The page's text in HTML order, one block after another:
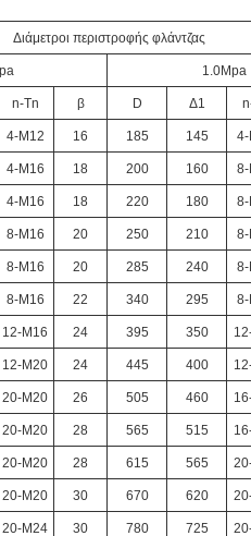
Διάμετροι περιστροφής φλάντζας
1.0Mpa
n-Tn β D Δ1
4-M12 16 185 145 4-
4-M16 18 200 160 8-
4-M16 18 220 180 8-
8-M16 20 250 210 8-
8-M16 20 285 240
8-M16 22 340 295
12-Μ16 24 395 350
12-M20 24 445 400
20-M20 26 505 460
20-M20 28 565 515
20-M20 28 615 565
20-M20 30 670 620
20-M24 30 780 725